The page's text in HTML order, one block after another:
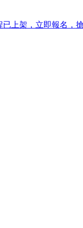
上架，立即報名，